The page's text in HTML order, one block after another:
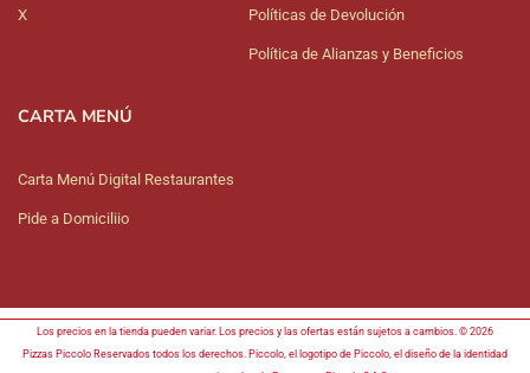
X Políticas de Devolución
Política de Alianzas y Beneficios
CARTA MENÚ
Carta Menú Digital Restaurantes
Pide a Domiciliio
Los precios en la tienda pueden variar. Los precios y las ofertas están sujetos a cambios. © 2026
Pizzas Piccolo Reservados todos los derechos. Piccolo, el logotipo de Piccolo, el diseño de la identidad